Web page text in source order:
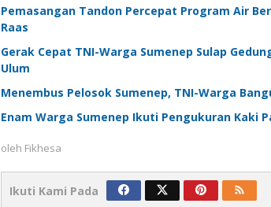
Pemasangan Tandon Percepat Program Air
Raas
Gerak Cepat TNI-Warga Sumenep Sulap
Ulum
Menembus Pelosok Sumenep, TNI-Warga
Enam Warga Sumenep Ikuti Pengukuran Kaki
oleh Fikhesa
Ikuti Kami Pada